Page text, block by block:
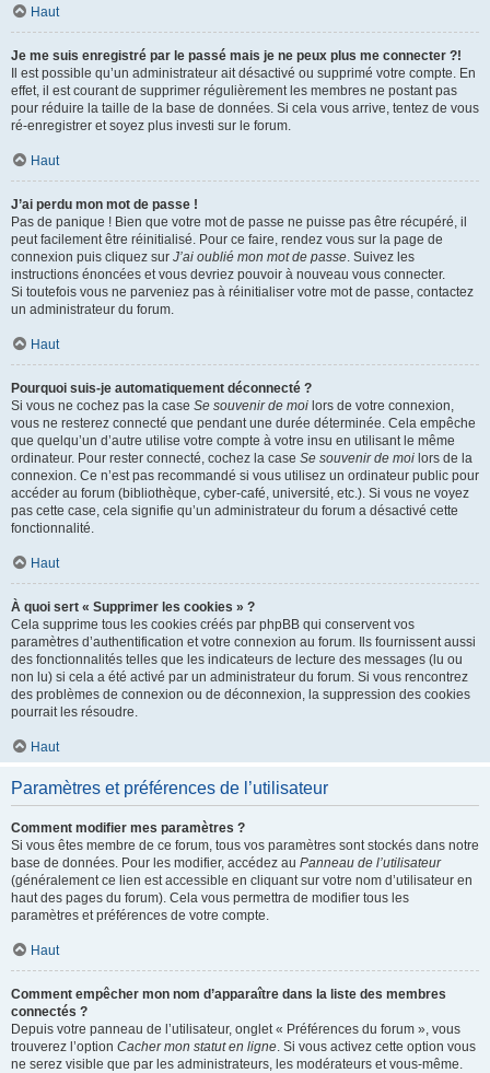
Haut
Je me suis enregistré par le passé mais je ne peux plus me connecter ?!
Il est possible qu’un administrateur ait désactivé ou supprimé votre compte. En
effet, il est courant de supprimer régulièrement les membres ne postant pas
pour réduire la taille de la base de données. Si cela vous arrive, tentez de vous
ré-enregistrer et soyez plus investi sur le forum.
Haut
J’ai perdu mon mot de passe !
Pas de panique ! Bien que votre mot de passe ne puisse pas être récupéré, il
peut facilement être réinitialisé. Pour ce faire, rendez vous sur la page de
connexion puis cliquez sur J’ai oublié mon mot de passe. Suivez les
instructions énoncées et vous devriez pouvoir à nouveau vous connecter.
Si toutefois vous ne parveniez pas à réinitialiser votre mot de passe, contactez
un administrateur du forum.
Haut
Pourquoi suis-je automatiquement déconnecté ?
Si vous ne cochez pas la case Se souvenir de moi lors de votre connexion,
vous ne resterez connecté que pendant une durée déterminée. Cela empêche
que quelqu’un d’autre utilise votre compte à votre insu en utilisant le même
ordinateur. Pour rester connecté, cochez la case Se souvenir de moi lors de la
connexion. Ce n’est pas recommandé si vous utilisez un ordinateur public pour
accéder au forum (bibliothèque, cyber-café, université, etc.). Si vous ne voyez
pas cette case, cela signifie qu’un administrateur du forum a désactivé cette
fonctionnalité.
Haut
À quoi sert « Supprimer les cookies » ?
Cela supprime tous les cookies créés par phpBB qui conservent vos
paramètres d’authentification et votre connexion au forum. Ils fournissent aussi
des fonctionnalités telles que les indicateurs de lecture des messages (lu ou
non lu) si cela a été activé par un administrateur du forum. Si vous rencontrez
des problèmes de connexion ou de déconnexion, la suppression des cookies
pourrait les résoudre.
Haut
Paramètres et préférences de l’utilisateur
Comment modifier mes paramètres ?
Si vous êtes membre de ce forum, tous vos paramètres sont stockés dans notre
base de données. Pour les modifier, accédez au Panneau de l’utilisateur
(généralement ce lien est accessible en cliquant sur votre nom d’utilisateur en
haut des pages du forum). Cela vous permettra de modifier tous les
paramètres et préférences de votre compte.
Haut
Comment empêcher mon nom d’apparaître dans la liste des membres
connectés ?
Depuis votre panneau de l’utilisateur, onglet « Préférences du forum », vous
trouverez l’option Cacher mon statut en ligne. Si vous activez cette option vous
ne serez visible que par les administrateurs, les modérateurs et vous-même.